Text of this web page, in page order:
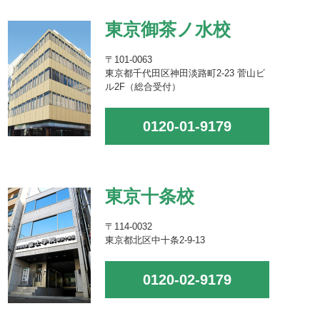
東京御茶ノ水校
〒101-0063
東京都千代田区神田淡路町2-23 菅山ビ
ル2F（総合受付）
0120-01-9179
東京十条校
〒114-0032
東京都北区中十条2-9-13
0120-02-9179